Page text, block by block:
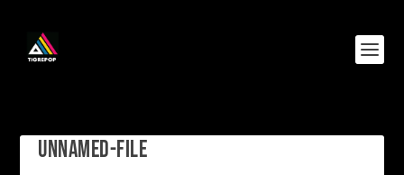
UNNAMED-FILE